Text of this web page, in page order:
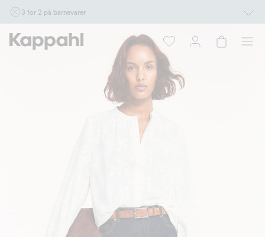
3 for 2 på barnevarer
17/8 i butikk & online for deg som er eller blir medlem. Kan ikke kombineres med
andre tilbud eller rabatter.
Handle nå